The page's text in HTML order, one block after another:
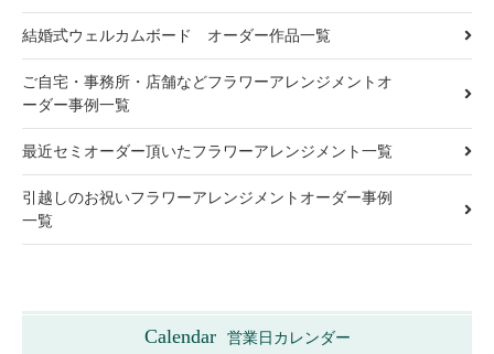
結婚式ウェルカムボード オーダー作品一覧
ご自宅・事務所・店舗などフラワーアレンジメントオ
ーダー事例一覧
最近セミオーダー頂いたフラワーアレンジメント一覧
引越しのお祝いフラワーアレンジメントオーダー事例
一覧
Calendar 営業日カレンダー